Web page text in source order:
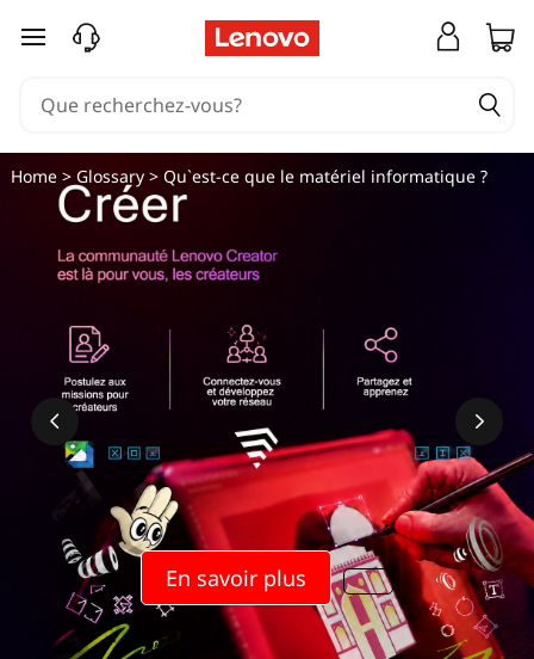
passer au contenu principal
En savoir plus
Home> Glossary> Qu`est-ce que le matériel informatique ?